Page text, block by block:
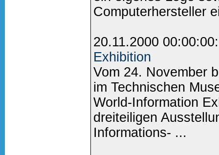
Computerhersteller
20.11.2000
Exhibition
Vom 24. November
im Technischen
World-Information
dreiteiligen
Informations- ...